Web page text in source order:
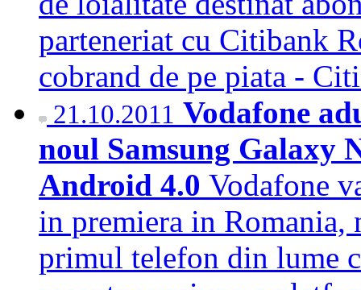
parteneriat cu Citibank
cobrand de pe piata -
21.10.2011 Vodafone
noul Samsung Galaxy
Android 4.0 Vodafone
in premiera in Romania,
primul telefon din lume